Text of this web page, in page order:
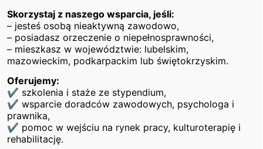
LODOŁAMACZE 2017. Podczas uroczystości zostały
wręczone nagrody pracodawcom, którzy wiedzą, że
osoba z niepełnosprawnością może być tak samo
wartościowym pracownikiem jak każda inna,
zatrudniają takie osoby, tym samym przełamując
bariery i stereotypy.
Wydarzenie miało miejsce w Sali Błękitnej lubelskiego
Urzędu Wojewódzkiego. Uroczyste wręczenie
nagród zostało zwieńczone występem
Skorzystaj z naszego wsparcia, jeśli:
– jesteś osobą nieaktywną zawodowo,
– posiadasz orzeczenie o niepełnosprawności,
– mieszkasz w województwie: lubelskim,
mazowieckim, podkarpackim lub świętokrzyskim.
Oferujemy:
✔ szkolenia i staże ze stypendium,
✔ wsparcie doradców zawodowych, psychologa i
prawnika,
✔ pomoc w wejściu na rynek pracy, kulturoterapię i
rehabilitację.